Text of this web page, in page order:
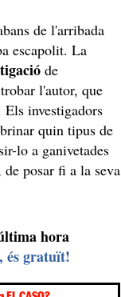
de l'arribada
escapolit. La
de
l'autor, que
investigadors
quin tipus de
lo a ganivetades
posar fi a la seva
hora
és gratuït!